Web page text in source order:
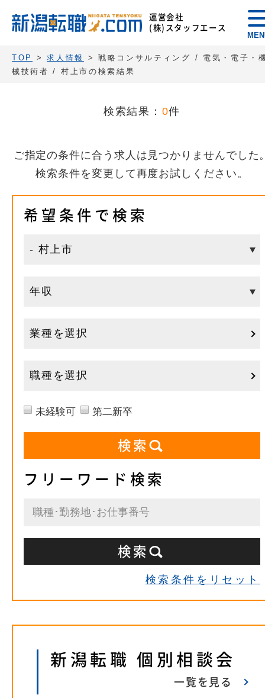
運営会社
(株)スタッフエース
TOP >求人情報
> 戦略コンサルティング / 電気・電子・
械技術者 / 村上市の検索結果
検索結果： 0件
ご指定の条件に合う求人は見つかりませんでした
検索条件を変更して再度お試しください。
希望条件で検索
業種を選択
職種を選択
未経験可 第二新卒
フリーワード検索
検索条件をリセット
新潟転職 個別相談会
一覧を見る